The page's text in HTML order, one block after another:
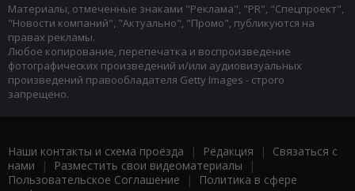
Материалы, отмеченные знаками "Реклама", "PR", "Спецпроект",
"Новости компаний", "Актуально", "Промо", публикуются на
правах рекламы.
Любое копирование, перепечатка и воспроизведение
фотографических произведений и/или аудиовизуальных
произведений правообладателя Getty Images - строго
запрещено.
Наши контакты и схема проезда | Редакция | Связаться с
нами | Разместить свои видеоматериалы |
Пользовательское Соглашение |
Политика в сфере